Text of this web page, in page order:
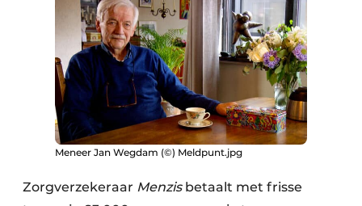
Meneer Jan Wegdam (©) Meldpunt.jpg
Zorgverzekeraar Menzisbetaalt met frisse